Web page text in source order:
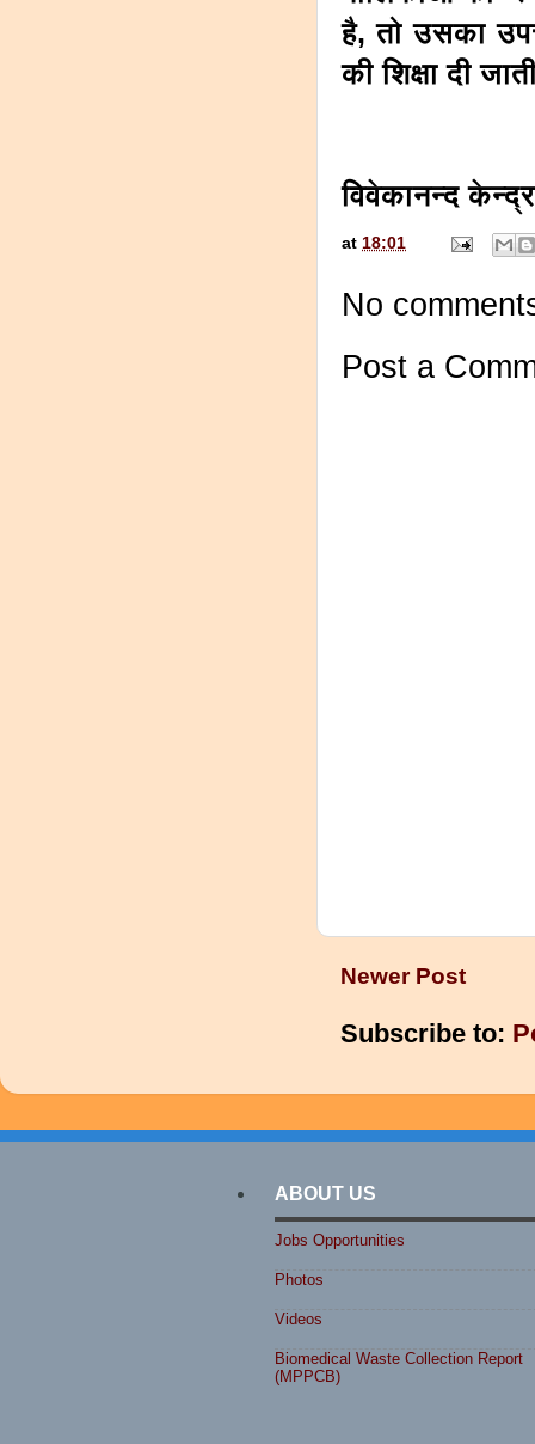
है, तो उसका
की शिक्षा दी
विवेकानन्द
at 18:01
No
Post a
Newer Post
Subscribe to:
ABOUT US
Jobs Opportunities
Photos
Videos
Biomedical Waste Collection Report
(MPPCB)